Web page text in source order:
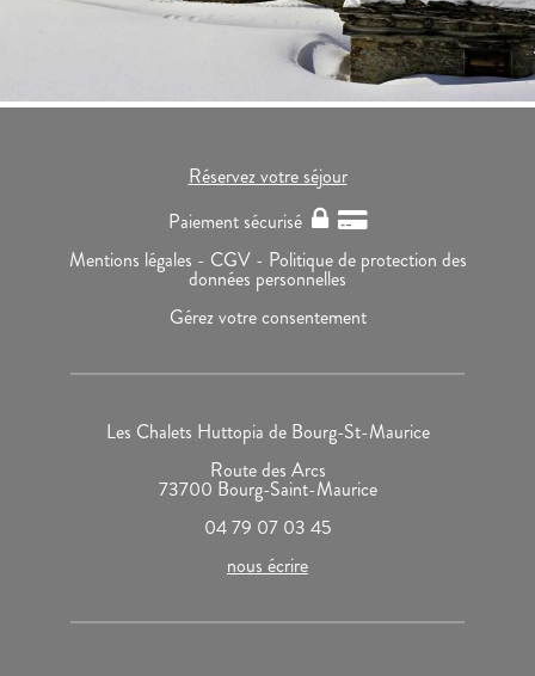
Réservez votre séjour
Paiement sécurisé
Mentions légales - CGV - Politique de protection des
données personnelles
Gérez votre consentement
Les Chalets Huttopia de Bourg-St-Maurice
Route des Arcs
73700 Bourg-Saint-Maurice
04 79 07 03 45
nous écrire